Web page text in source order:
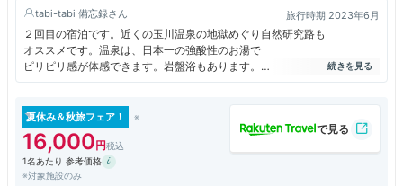
tabi-tabi 備忘録 旅行時期 2023年6月
２回目の宿泊です。近くの玉川温泉の地獄めぐり自然研究路も
オススメです。温泉は、日本一の強酸性のお湯で
ピリピリ感が体感できます。岩盤浴もあります。
朝食は、できればちょっとずらして、空いてる時間がいいです。
夏休み＆秋旅フェア！
16,000
1名あたり 参考価格
※対象施設のみ